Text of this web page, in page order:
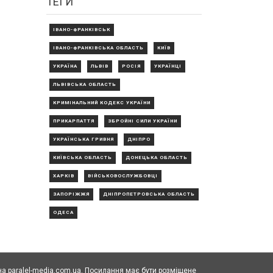
ІВАНО-ФРАНКІВСЬК
ІВАНО-ФРАНКІВСЬКА ОБЛАСТЬ КИЇВ
УКРАЇНА ЛЬВІВ РОСІЯ УКРАЇНЦІ
ЛЬВІВСЬКА ОБЛАСТЬ
КРИМІНАЛЬНИЙ КОДЕКС УКРАЇНИ
ПРИКАРПАТТЯ ЗБРОЙНІ СИЛИ УКРАЇНИ
УКРАЇНСЬКА ГРИВНЯ ДНІПРО
КИЇВСЬКА ОБЛАСТЬ ДОНЕЦЬКА ОБЛАСТЬ
ХАРКІВ ВІЙСЬКОВОСЛУЖБОВЦІ
ЗАПОРІЖЖЯ ДНІПРОПЕТРОВСЬКА ОБЛАСТЬ
ОДЕСА
paralel-media.com.ua. Посилання має бути розміщене